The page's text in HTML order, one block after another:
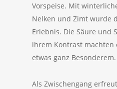
Vorspeise. Mit
Nelken und Zimt wurde
Erlebnis. Die Säure und
ihrem Kontrast machten
etwas ganz Besonderem.
Als Zwischengang